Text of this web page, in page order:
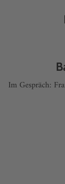
Im Gespräch: